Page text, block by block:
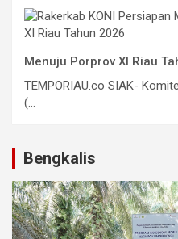
Menuju Porprov XI Riau
TEMPORIAU.co SIAK-
(...
Bengkalis